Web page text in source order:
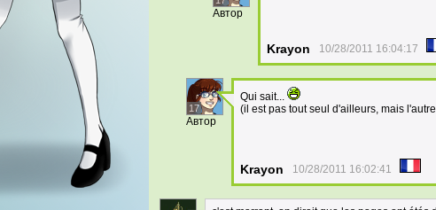
Автор
Krayon 10/28/2011 16:04:17
17
Автор
Qui sait...
(il est pas tout seul d'ailleurs, mais
Krayon 10/28/2011 16:02:41